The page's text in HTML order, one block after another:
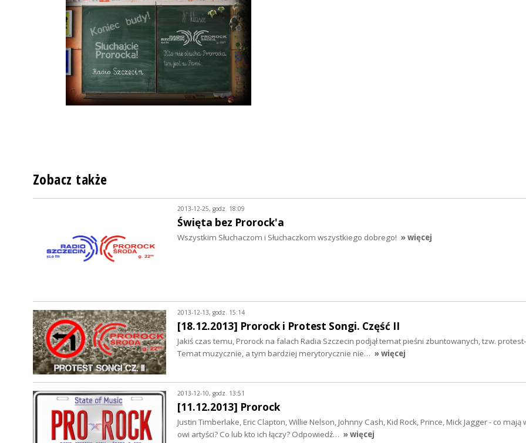
Zobacz także
2013-12-25, godz. 18:09
Święta bez Prorock'a
Wszystkim Słuchaczom i Słuchaczkom wszystkiego dobrego! » więcej
2013-12-13, godz. 15:14
[18.12.2013] Prorock i Protest Songi. Część II
Jakiś czas temu, Prorock na falach Radia Szczecin podjął temat pieśni zbuntowanych, tzw.
Temat muzycznie, a tym bardziej merytorycznie nie… » więcej
2013-12-10, godz. 13:51
[11.12.2013] Prorock
Justin Timberlake, Eric Clapton, Willie Nelson, Johnny Cash, Kid Rock, Prince, Mick Jagger - co mają
owi artyści? Co lub kto ich łączy? Odpowiedź… » więcej